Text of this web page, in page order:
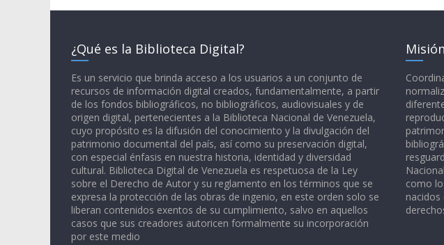
¿Qué es la Biblioteca Digital?
Es un servicio que brinda acceso a los usuarios a un conjunto de
recursos de información digital creados, fundamentalmente, a partir
de los fondos bibliográficos, no bibliográficos, audiovisuales y de
origen digital, pertenecientes a la Biblioteca Nacional de Venezuela,
cuyo propósito es la difusión del conocimiento y la divulgación del
patrimonio documental del país, así como su preservación digital,
con especial énfasis en nuestra historia, identidad y diversidad
cultural. Biblioteca Digital de Venezuela es respetuosa de la Ley
sobre el Derecho de Autor y su reglamento en los términos que se
expresa la protección de las obras de ingenio, en este orden solo se
liberan contenidos exentos de su cumplimiento, salvo en aquellos
casos que sus creadores autoricen formalmente su incorporación
por este medio
Misión
como
nacidos